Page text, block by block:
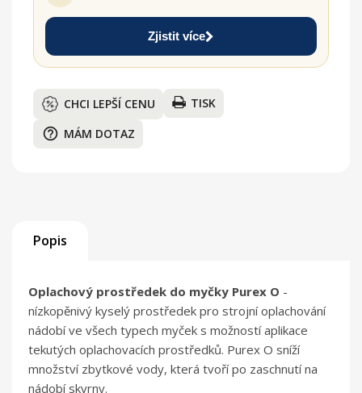
Zjistit více
CHCI LEPŠÍ CENU TISK
help_outline MÁM DOTAZ
Popis
Oplachový prostředek do myčky Purex O -
nízkopěnivý kyselý prostředek pro strojní oplachování
nádobí ve všech typech myček s možností aplikace
tekutých oplachovacích prostředků. Purex O sníží
množství zbytkové vody, která tvoří po zaschnutí na
nádobí skvrny.